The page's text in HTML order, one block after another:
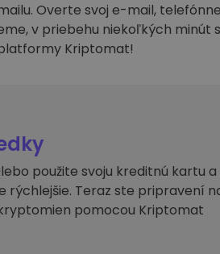
stratégiu
Overte svoj e-mail, telefónne
v priebehu niekoľkých minút
Kriptomat!
použite svoju kreditnú kartu a
rýchlejšie. Teraz ste pripravení
pomocou Kriptomat